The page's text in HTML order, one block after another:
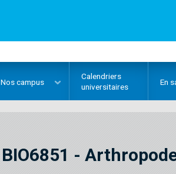
Noscampus
Calendriers
universitaires
En
BIO6851 -